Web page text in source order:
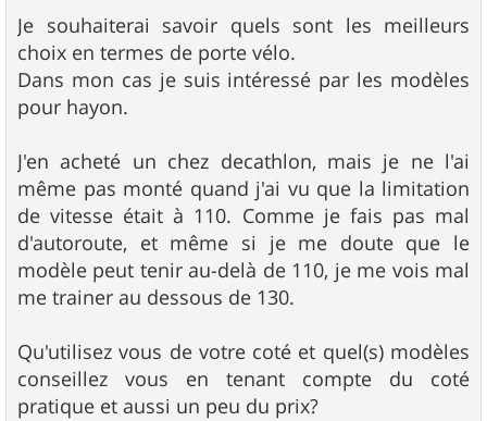
g
e
Je souhaiterai savoir quels sont les meilleurs
choix en termes de porte vélo.
Dans mon cas je suis intéressé par les modèles
pour hayon.
J'en acheté un chez decathlon, mais je ne l'ai
même pas monté quand j'ai vu que la limitation
de vitesse était à 110. Comme je fais pas mal
d'autoroute, et même si je me doute que le
modèle peut tenir au-delà de 110, je me vois mal
me trainer au dessous de 130.
Qu'utilisez vous de votre coté et quel(s) modèles
conseillez vous en tenant compte du coté
pratique et aussi un peu du prix?